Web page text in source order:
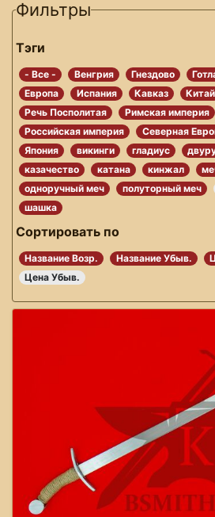
Фильтры
Тэги
- Все - Венгрия Гнездово
Европа
Испания Кавказ Китай
Речь Посполитая
Римская империя
Российская империя
Северная
Япония
викинги гладиус
казачество
катана кинжал
одноручный меч
полуторный меч
шашка
Сортировать по
Название Возр. Название Убыв.
Цена Убыв.